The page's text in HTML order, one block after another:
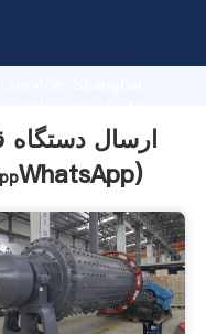
advanced
ارسال دستگاه
WhatsApp)